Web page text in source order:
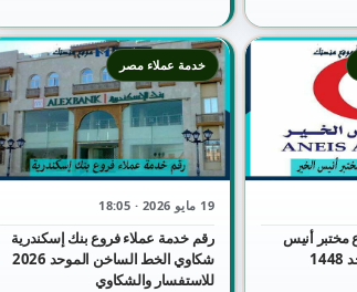
مختبر أنيس
الخير السعودية الموحد 1448
19 مايو 2026 · 18:05
رقم خدمة عملاء فروع بنك إسكندرية
شكاوي الخط الساخن الموحد 2026
للاستفسار والشكاوي
خدمة عملاء مصر